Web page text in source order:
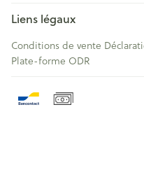
Liens légaux
Conditions de vente
Plate-forme ODR